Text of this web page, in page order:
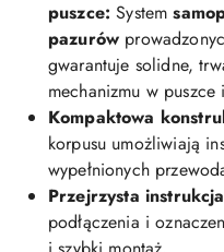
puszce: System
pazurów
gwarantuje solidne,
mechanizmu w puszce
Kompaktowa
korpusu umożliwiają
wypełnionych
Przejrzysta
podłączenia i